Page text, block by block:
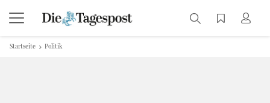
Startseite Politik